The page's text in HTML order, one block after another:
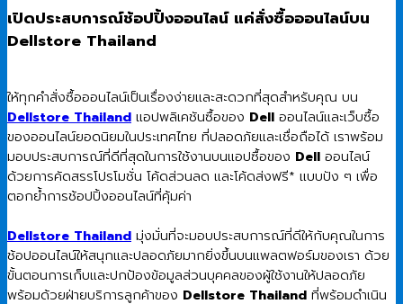
39,900.00 ฿.37,900.00 ฿.
เปิดประสบการณ์ช้อปปิ้งออนไลน์ แค่สั่งซื้อออนไลน์บน
Dellstore Thailand
ให้ทุกคำสั่งซื้อออนไลน์เป็นเรื่องง่ายและสะดวกที่สุดสำหรับคุณ บน
Dellstore Thailand แอปพลิเคชันซื้อของ Dell ออนไลน์และเว็บซื้อ
ของออนไลน์ยอดนิยมในประเทศไทย ที่ปลอดภัยและเชื่อถือได้ เราพร้อม
มอบประสบการณ์ที่ดีที่สุดในการใช้งานบนแอปซื้อของ Dell ออนไลน์
ด้วยการคัดสรรโปรโมชั่น โค้ดส่วนลด และโค้ดส่งฟรี* แบบปัง ๆ เพื่อ
ตอกย้ำการช้อปปิ้งออนไลน์ที่คุ้มค่า
Dellstore Thailand มุ่งมั่นที่จะมอบประสบการณ์ที่ดีให้กับคุณในการ
ช้อปออนไลน์ให้สนุกและปลอดภัยมากยิ่งขึ้นบนแพลตฟอร์มของเรา ด้วย
ขั้นตอนการเก็บและปกป้องข้อมูลส่วนบุคคลของผู้ใช้งานให้ปลอดภัย
พร้อมด้วยฝ่ายบริการลูกค้าของ Dellstore Thailand ที่พร้อมดำเนิน